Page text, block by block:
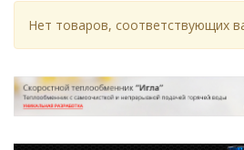
Нет товаров, соответствующих